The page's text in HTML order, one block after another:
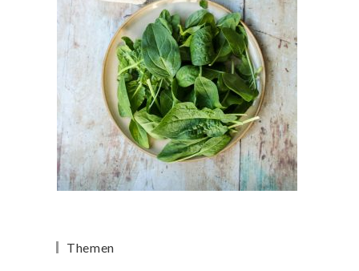
Themen